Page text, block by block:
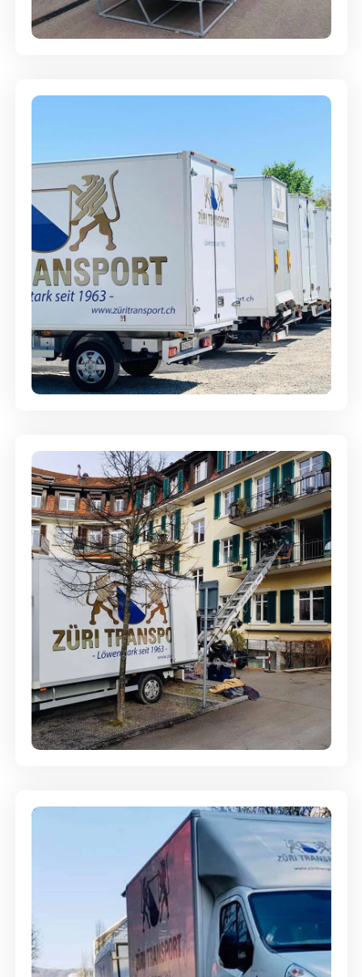
Abgabegarantie
Möbellagerung - Alles sicher
aufbewahrt
Entsorgung & Räumung